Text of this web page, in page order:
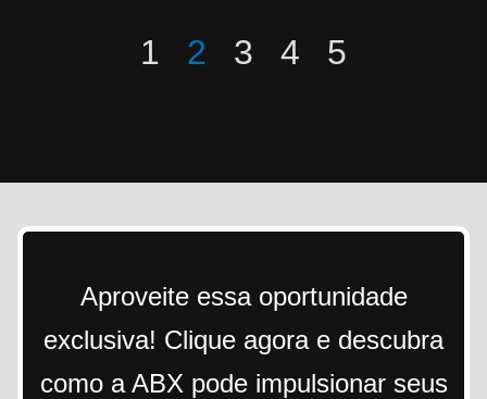
1 2 3 4 5
Aproveite essa oportunidade
exclusiva! Clique agora e descubra
como a ABX pode impulsionar seus